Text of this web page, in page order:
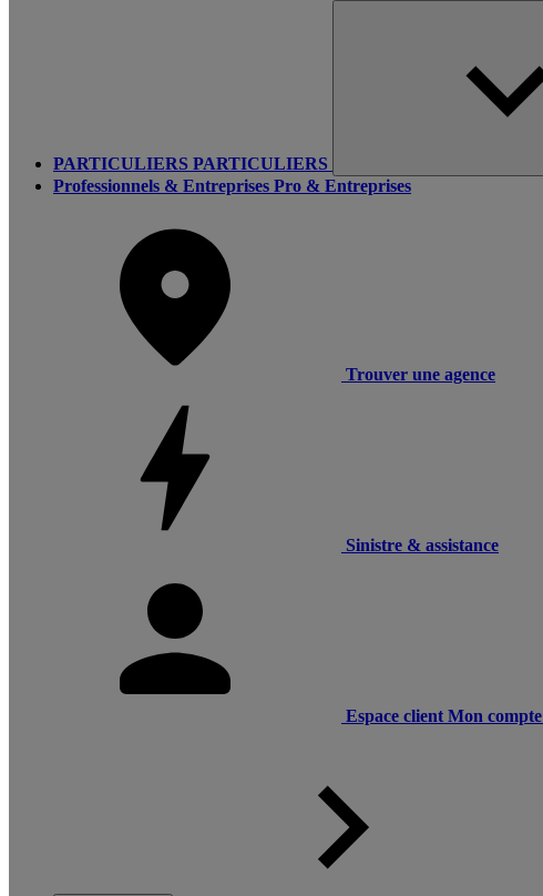
PARTICULIERS PARTICULIERS
Professionnels & Entreprises Pro & Entreprises
Trouver une agence
Sinistre & assistance
Espace client Mon compte